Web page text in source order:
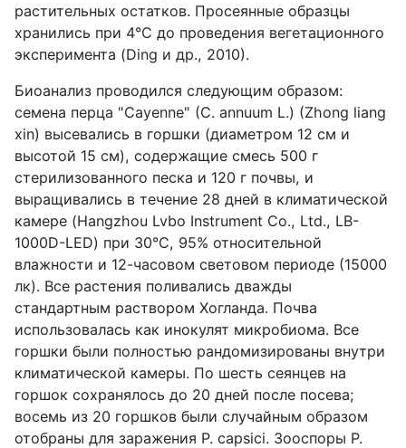
растительных остатков. Просеянные образцы
хранились при 4°C до проведения вегетационного
эксперимента (Ding и др., 2010).
Биоанализ проводился следующим образом:
семена перца "Cayenne" (C. annuum L.) (Zhong liang
xin) высевались в горшки (диаметром 12 см и
высотой 15 см), содержащие смесь 500 г
стерилизованного песка и 120 г почвы, и
выращивались в течение 28 дней в климатической
камере (Hangzhou Lvbo Instrument Co., Ltd., LB-
1000D-LED) при 30°C, 95% относительной
влажности и 12-часовом световом периоде (15000
лк). Все растения поливались дважды
стандартным раствором Хогланда. Почва
использовалась как инокулят микробиома. Все
горшки были полностью рандомизированы внутри
климатической камеры. По шесть сеянцев на
горшок сохранялось до 20 дней после посева;
восемь из 20 горшков были случайным образом
отобраны для заражения P. capsici. Зооспоры P.